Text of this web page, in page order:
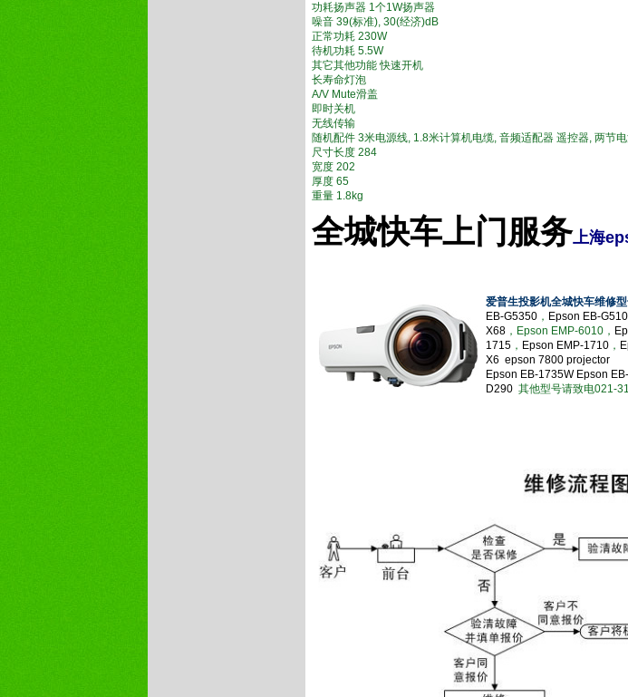
功耗扬声器 1个1W扬声器
噪音 39(标准), 30(经济)dB
正常功耗 230W
待机功耗 5.5W
其它其他功能 快速开机
长寿命灯泡
A/V Mute滑盖
即时关机
无线传输
随机配件 3米电源线, 1.8米计算机电缆, 音频适配器 遥控器, 两
尺寸长度 284
宽度 202
厚度 65
重量 1.8kg
全城快车上门服务上海
爱普生投影机全城快车维修
EB-G5350 ， Epson EB-
X68 ，Epson EMP-6010，
1715 ， Epson EMP-1710 ，
X6 epson 7800 projector
Epson EB-1735W Epson
D290 其他型号请致电021-